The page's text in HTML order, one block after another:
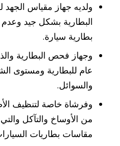
ولديه جهاز مقياس الجهد
البطارية بشكل جيد وعدم
بطارية سيارة.
وجهاز فحص البطارية
عام للبطارية ومستوى
والسوائل.
وفرشاة خاصة لتنظيف
من الأوساخ والتآكل
مقاسات بطاريات